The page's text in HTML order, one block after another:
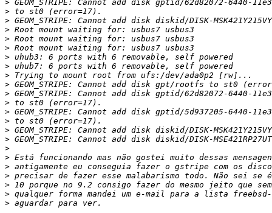
>
>
>
>
>
>
>
>
>
>
>
>
>
>
>
>
>
>
>
>
>
>
>